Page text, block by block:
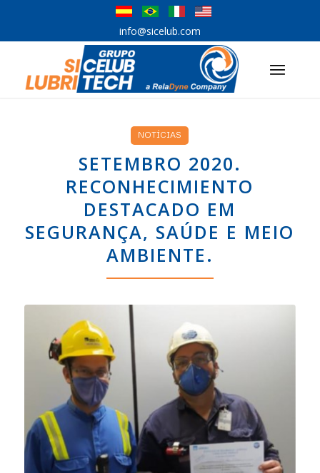
info@sicelub.com
NOTÍCIAS
SETEMBRO 2020.
RECONHECIMIENTO
DESTACADO EM
SEGURANÇA, SAÚDE E MEIO
AMBIENTE.